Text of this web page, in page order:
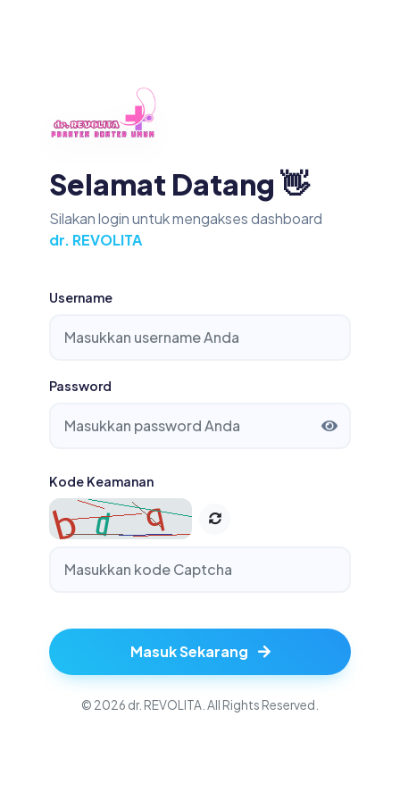
Selamat Datang 👋
Silakan login untuk mengakses dashboard
dr. REVOLITA
Username
Password
Kode Keamanan
Masuk Sekarang
© 2026 dr. REVOLITA. All Rights Reserved.